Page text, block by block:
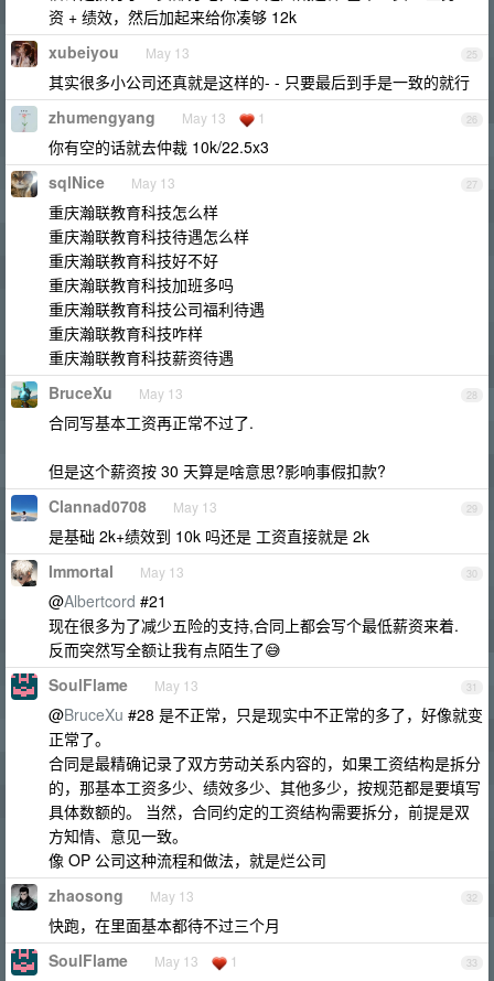
资 + 绩效，然后加起来给你凑够 12k
25
xubeiyou May 13
其实很多小公司还真就是这样的- - 只要最后到手是一致的就行
26
zhumengyang May 13 1
你有空的话就去仲裁 10k/22.5x3
27
sqlNice May 13
重庆瀚联教育科技怎么样
重庆瀚联教育科技待遇怎么样
重庆瀚联教育科技好不好
重庆瀚联教育科技加班多吗
重庆瀚联教育科技公司福利待遇
重庆瀚联教育科技咋样
重庆瀚联教育科技薪资待遇
28
BruceXu May 13
合同写基本工资再正常不过了.
但是这个薪资按 30 天算是啥意思?影响事假扣款?
29
Clannad0708 May 13
是基础 2k+绩效到 10k 吗还是 工资直接就是 2k
30
Immortal May 13
@Albertcord #21
现在很多为了减少五险的支持,合同上都会写个最低薪资来着.
反而突然写全额让我有点陌生了😅
31
SoulFlame May 13
@BruceXu #28 是不正常，只是现实中不正常的多了，好像就变
正常了。
合同是最精确记录了双方劳动关系内容的，如果工资结构是拆分
的，那基本工资多少、绩效多少、其他多少，按规范都是要填写
具体数额的。 当然，合同约定的工资结构需要拆分，前提是双
方知情、意见一致。
像 OP 公司这种流程和做法，就是烂公司
32
zhaosong May 13
快跑，在里面基本都待不过三个月
33
SoulFlame May 13 1